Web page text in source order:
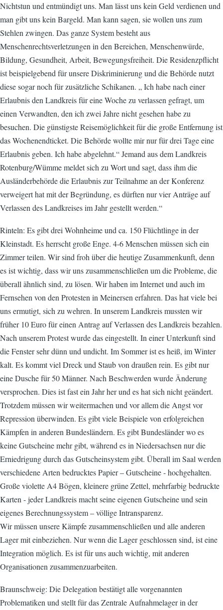
Nichtstun und entmündigt uns. Man lässt uns kein Geld verdienen und
man gibt uns kein Bargeld. Man kann sagen, sie wollen uns zum
Stehlen zwingen. Das ganze System besteht aus
Menschenrechtsverletzungen in den Bereichen, Menschenwürde,
Bildung, Gesundheit, Arbeit, Bewegungsfreiheit. Die Residenzpflicht
ist beispielgebend für unsere Diskriminierung und die Behörde nutzt
diese sogar noch für zusätzliche Schikanen. „ Ich habe nach einer
Erlaubnis den Landkreis für eine Woche zu verlassen gefragt, um
einen Verwandten, den ich zwei Jahre nicht gesehen habe zu
besuchen. Die günstigste Reisemöglichkeit für die große Entfernung ist
das Wochenendticket. Die Behörde wollte mir nur für drei Tage eine
Erlaubnis geben. Ich habe abgelehnt.“ Jemand aus dem Landkreis
Rotenburg/Wümme meldet sich zu Wort und sagt, dass ihm die
Ausländerbehörde die Erlaubnis zur Teilnahme an der Konferenz
verweigert hat mit der Begründung, es dürften nur vier Anträge auf
Verlassen des Landkreises im Jahr gestellt werden.“
Rinteln: Es gibt drei Wohnheime und ca. 150 Flüchtlinge in der
Kleinstadt. Es herrscht große Enge. 4-6 Menschen müssen sich ein
Zimmer teilen. Wir sind froh über die heutige Zusammenkunft, denn
es ist wichtig, dass wir uns zusammenschließen um die Probleme, die
überall ähnlich sind, zu lösen. Wir haben im Internet und auch im
Fernsehen von den Protesten in Meinersen erfahren. Das hat viele bei
uns ermutigt, sich zu wehren. In unserem Landkreis mussten wir
früher 10 Euro für einen Antrag auf Verlassen des Landkreis bezahlen.
Nach unserem Protest wurde das eingestellt. In einer Unterkunft sind
die Fenster sehr dünn und undicht. Im Sommer ist es heiß, im Winter
kalt. Es kommt viel Dreck und Staub von draußen rein. Es gibt nur
eine Dusche für 50 Männer. Nach Beschwerden wurde Änderung
versprochen. Dies ist fast ein Jahr her und es hat sich nicht geändert.
Trotzdem müssen wir weitermachen und vor allem die Angst vor
Repression überwinden. Es gibt viele Beispiele von erfolgreichen
Kämpfen in anderen Bundesländern. Es gibt Bundesländer wo es
keine Gutscheine mehr gibt, während es in Niedersachsen nur die
Erniedrigung durch das Gutscheinsystem gibt. Überall im Saal werden
verschiedene Arten bedrucktes Papier – Gutscheine - hochgehalten.
Große violette A4 Bögen, kleinere grüne Zettel, mehrfarbig bedruckte
Karten - jeder Landkreis macht seine eigenen Gutscheine und sein
eigenes Berechnungssystem – völlige Intransparenz.
Wir müssen unsere Kämpfe zusammenschließen und alle anderen
Lager mit einbeziehen. Nur wenn die Lager geschlossen sind, ist eine
Integration möglich. Es ist für uns auch wichtig, mit anderen
Organisationen zusammenzuarbeiten.
Braunschweig: Die Delegation bestätigt alle vorgenannten
Problematiken und stellt für das Zentrale Aufnahmelager in der